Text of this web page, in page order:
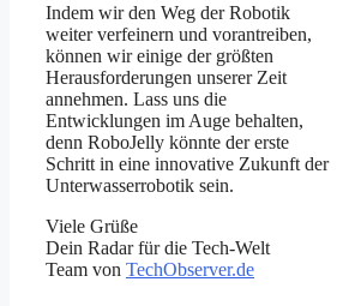
Indem wir den Weg der Robotik
weiter verfeinern und vorantreiben,
können wir einige der größten
Herausforderungen unserer Zeit
annehmen. Lass uns die
Entwicklungen im Auge behalten,
denn RoboJelly könnte der erste
Schritt in eine innovative Zukunft der
Unterwasserrobotik sein.
Viele Grüße
Dein Radar für die Tech-Welt
Team von TechObserver.de